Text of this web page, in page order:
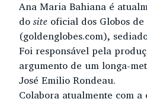
Ana Maria Bahiana é
dosite oficial dos Globos de
(goldenglobes.com),
Foi responsável pela
argumento de um longa-
José Emilio Rondeau.
Colabora atualmente com